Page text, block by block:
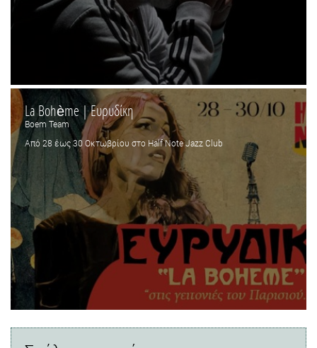
La Bohème | Ευρυδίκη
Boem Team
Από 28 έως 30 Οκτωβρίου στο Half Note Jazz Club